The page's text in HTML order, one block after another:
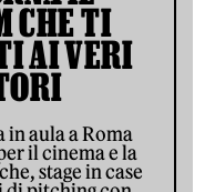
CHE TI
AI VERI
in aula a Roma
il cinema e la
stage in case